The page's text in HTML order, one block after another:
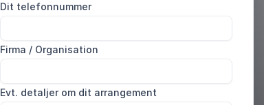
Dit telefonnummer
Firma / Organisation
Evt. detaljer om dit arrangement